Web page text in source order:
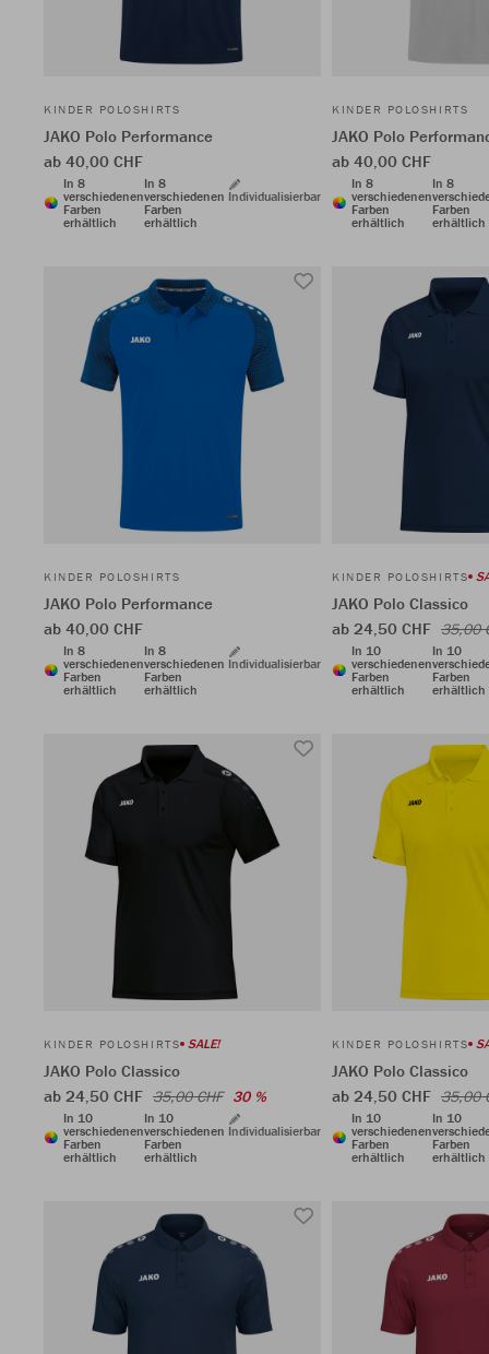
KINDER POLOSHIRTS
JAKO Polo Performance
ab 40,00 CHF
In 8
verschiedenen
Farben
erhältlich
In 8
verschiedenen
Farben
erhältlich
Individualisierbar
KINDER POLOSHIRTS
JAKO Polo
ab 40,00 CHF
In 8
verschiedenen
Farben
erhältlich
In 8
Farben
erhältlich
KINDER POLOSHIRTS
JAKO Polo Performance
ab 40,00 CHF
In 8
verschiedenen
Farben
erhältlich
In 8
verschiedenen
Farben
erhältlich
Individualisierbar
KINDER POLOSHIRTS
JAKO Polo Classico
ab 24,50 CHF 35,00
In 10
verschiedenen
Farben
erhältlich
In 10
Farben
erhältlich
KINDER POLOSHIRTS SALE!
JAKO Polo Classico
ab 24,50 CHF 35,00 CHF 30 %
In 10
verschiedenen
Farben
erhältlich
In 10
verschiedenen
Farben
erhältlich
Individualisierbar
KINDER POLOSHIRTS
JAKO Polo Classico
ab 24,50 CHF 35,00
In 10
verschiedenen
Farben
erhältlich
In 10
Farben
erhältlich